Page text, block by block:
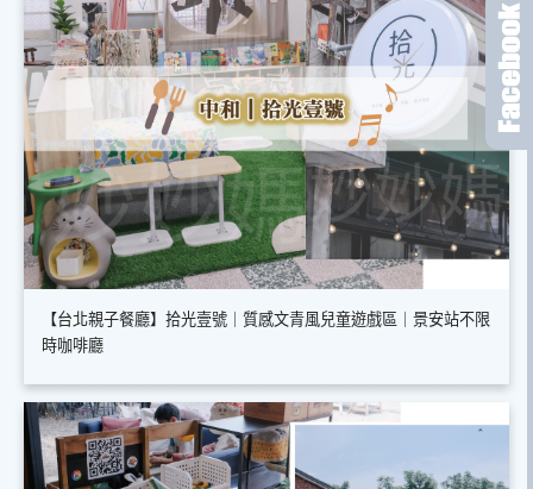
【台北親子餐廳】拾光壹號｜質感文青風兒童遊戲區｜景安站不限
時咖啡廳